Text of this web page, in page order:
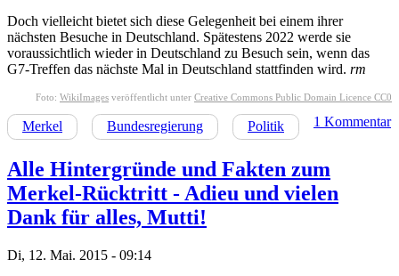
Doch vielleicht bietet sich diese Gelegenheit bei einem ihrer
nächsten Besuche in Deutschland. Spätestens 2022 werde sie
voraussichtlich wieder in Deutschland zu Besuch sein, wenn das
G7-Treffen das nächste Mal in Deutschland stattfinden wird. rm
Foto: WikiImages veröffentlicht unter Creative Commons Public Domain Licence CC0
Merkel Bundesregierung Politik 1 Kommentar
Alle Hintergründe und Fakten zum
Merkel-Rücktritt - Adieu und vielen
Dank für alles, Mutti!
Di, 12. Mai. 2015 - 09:14